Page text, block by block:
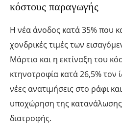
κόστους παραγωγής
Η νέα άνοδος κατά 35% που
χονδρικές τιμές των
Μάρτιο και η εκτίναξη του
κτηνοτροφία κατά 26,5% τον
νέες ανατιμήσεις στο ράφι
υποχώρηση της
διατροφής.